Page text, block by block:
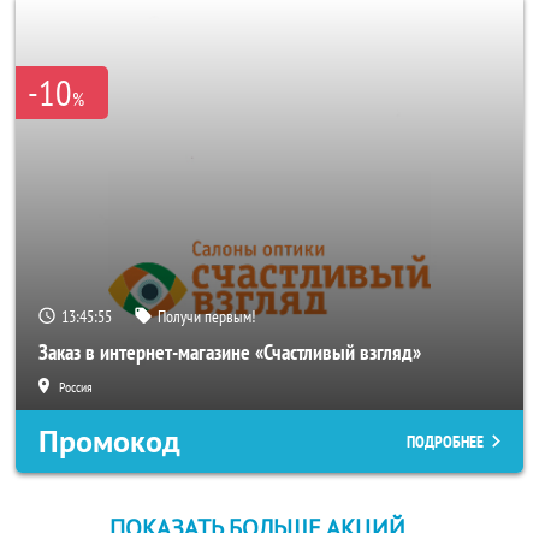
-10%
13:45:55 Получи первым!
Заказ в интернет-магазине «Счастливый взгляд»
Россия
Промокод ПОДРОБНЕЕ